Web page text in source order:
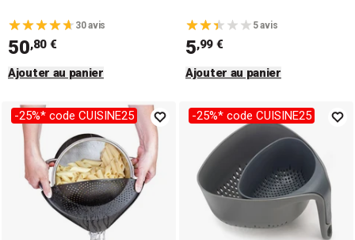
30 avis
50,80 €
Ajouter au panier
5 avis
5,99 €
Ajouter au panier
-25%* code CUISINE25 -25%* code CUISINE25